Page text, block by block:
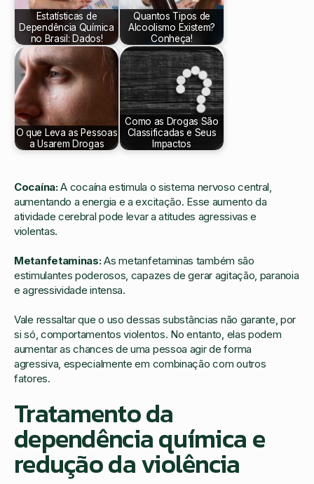
Estatísticas de
Dependência Química
no Brasil: Dados!
Quantos Tipos de
Alcoolismo Existem?
Conheça!
O que Leva as Pessoas
a Usarem Drogas
Como as Drogas São
Classificadas e Seus
Impactos
Cocaína:A cocaína estimula o sistema nervoso central,
aumentando a energia e a excitação. Esse aumento da
atividade cerebral pode levar a atitudes agressivas e
violentas.
Metanfetaminas:As metanfetaminas também são
estimulantes poderosos, capazes de gerar agitação, paranoia
e agressividade intensa.
Vale ressaltar que o uso dessas substâncias não garante, por
si só, comportamentos violentos. No entanto, elas podem
aumentar as chances de uma pessoa agir de forma
agressiva, especialmente em combinação com outros
fatores.
Tratamento da
dependência química e
redução da violência